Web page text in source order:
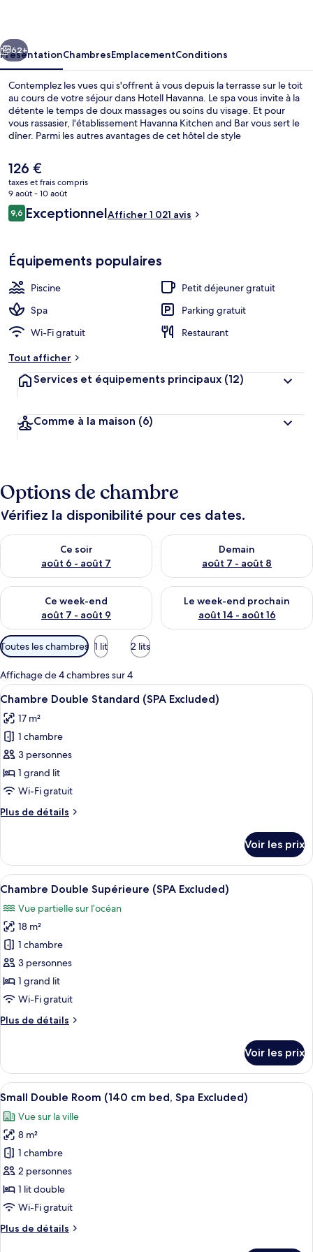
Suivant
62+
PrésentationChambresEmplacementConditions
Contemplez les vues qui s'offrent à vous depuis la terrasse sur le toit
au cours de votre séjour dans Hotell Havanna. Le spa vous invite à la
détente le temps de doux massages ou soins du visage. Et pour
vous rassasier, l'établissement Havanna Kitchen and Bar vous sert le
dîner. Parmi les autres avantages de cet hôtel de style
bain à remous, l'idéal pour des vacances sans soucis. Les autres
voyageurs sont séduits par le personnel attentionné.
Le
prix
actuel
est
de
126 €
taxes et frais compris
9 août - 10 août
Avis
voyageurs
9,69,6 sur 10
ExceptionnelAfficher 1 021 avis
Équipements populaires
Piscine
Petit déjeuner gratuit
Spa
Parking gratuit
Wi-Fi gratuit
Restaurant
Tout afficher
Services et équipements principaux (12)
Comme à la maison (6)
Options de chambre
Vérifiez la disponibilité pour ces dates.
Ce soir
août 6 - août 7
Vérifier la disponibilité pour ce soir août 6 - août 7
Demain
août 7 - août 8
Vérifier la disponibilité pour
Ce week-end
août 7 - août 9
Vérifier la disponibilité pour ce week-end août 7 - août 9
Le week-end prochain
août 14 - août 16
Vérifier la disponibilité pour
Filtres
disponibles
pour
les
chambres
Toutes les chambres 1 lit 2 lits
Affichage de 4 chambres sur 4
Afficher
toutes
les
photos
pour
ce
type
chambre :
Standard
(SPA
Une table en osier avec deux verres
3
Chambre Double Standard (SPA Excluded)
17 m²
1 chambre
3 personnes
1 grand lit
Wi-Fi gratuit
Plus de détails
Plus
le
type
de
Chambre
Double
Standard
(SPA
Excluded)
Voir les prix
Afficher
toutes
les
photos
pour
ce
type
de
chambre :
Chambre
(SPA
Excluded)
Une chambre avec un grand lit, un
3
Chambre Double Supérieure (SPA Excluded)
Vue partielle sur l’océan
18 m²
1 chambre
3 personnes
1 grand lit
Wi-Fi gratuit
Plus de détails
Plus
le
type
de
Chambre
Double
Supérieure
(SPA
Excluded)
Voir les prix
Afficher
toutes
les
photos
pour
ce
type
de
chambre :
Small
Une chambre d’hôtel avec un lit, un
2
Small Double Room (140 cm bed, Spa Excluded)
Vue sur la ville
8 m²
1 chambre
2 personnes
1 lit double
Wi-Fi gratuit
Plus de détails
Plus